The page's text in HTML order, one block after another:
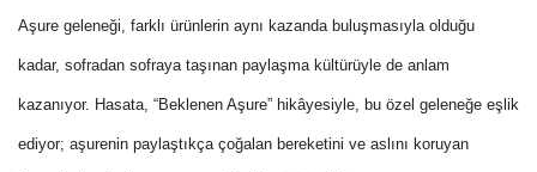
Aşure geleneği, farklı ürünlerin aynı kazanda buluşmasıyla olduğu
kadar, sofradan sofraya taşınan paylaşma kültürüyle de anlam
kazanıyor. Hasata, “Beklenen Aşure” hikâyesiyle, bu özel geleneğe eşlik
ediyor; aşurenin paylaştıkça çoğalan bereketini ve aslını koruyan